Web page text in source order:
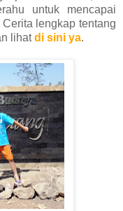
untuk mencapai
lengkap tentang
lihatdi sini ya.